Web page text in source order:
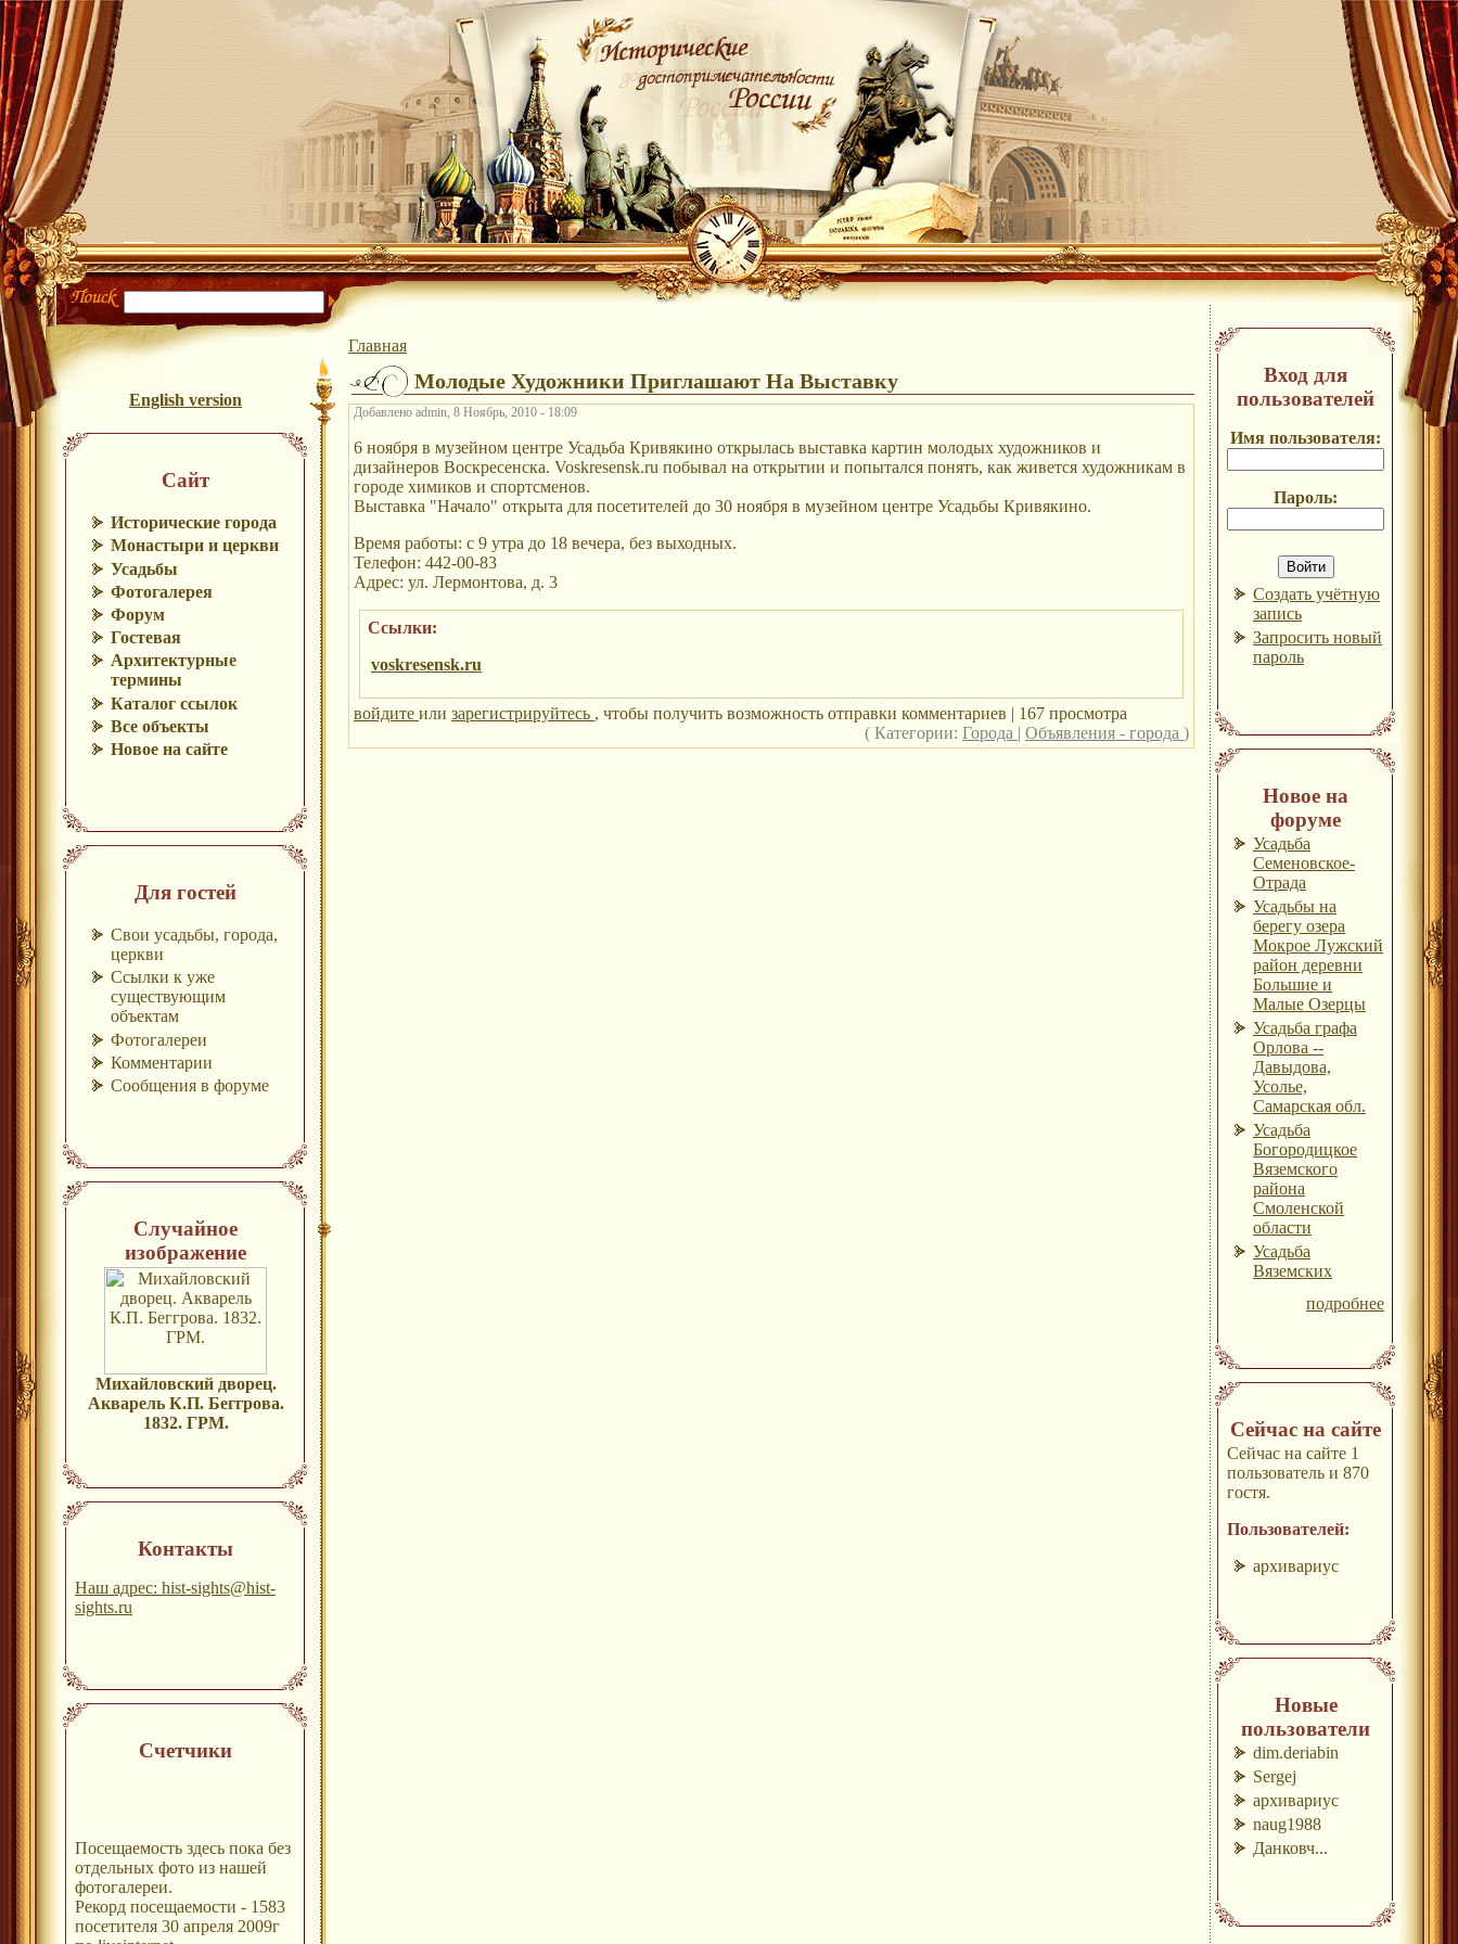
English version
Сайт
Исторические города
Монастыри и церкви
Усадьбы
Фотогалерея
Форум
Гостевая
Архитектурные
термины
Каталог ссылок
Все объекты
Новое на сайте
Для гостей
Свои усадьбы, города,
церкви
Ссылки к уже
существующим
объектам
Фотогалереи
Комментарии
Сообщения в форуме
Случайное
изображение
Михайловский дворец.
Акварель К.П. Беггрова.
1832. ГРМ.
Контакты
Наш адрес: hist-sights@hist-
sights.ru
Счетчики
Посещаемость здесь пока без
отдельных фото из нашей
фотогалереи.
Рекорд посещаемости - 1583
посетителя 30 апреля 2009г
Главная
Молодые Художники Приглашают На Выставку
Добавлено admin, 8 Ноябрь, 2010 - 18:09
6 ноября в музейном центре Усадьба Кривякино открылась выставка картин молодых художников и
дизайнеров Воскресенска. Voskresensk.ru побывал на открытии и попытался понять, как живется художникам в
городе химиков и спортсменов.
Выставка "Начало" открыта для посетителей до 30 ноября в музейном центре Усадьбы Кривякино.
Время работы: с 9 утра до 18 вечера, без выходных.
Телефон: 442-00-83
Адрес: ул. Лермонтова, д. 3
Ссылки:
voskresensk.ru
войдите или зарегистрируйтесь , чтобы получить возможность отправки комментариев | 167 просмотра
( Категории: Города | Объявления - города )
Вход для
пользователей
Имя пользователя:
Пароль:
Создать учётную
запись
Запросить новый
пароль
Новое на
форуме
Усадьба
Семеновское-
Отрада
Усадьбы на
берегу озера
Мокрое Лужский
район деревни
Большие и
Малые Озерцы
Усадьба графа
Орлова --
Давыдова,
Усолье,
Самарская обл.
Усадьба
Богородицкое
Вяземского
района
Смоленской
области
Усадьба
Вяземских
подробнее
Сейчас на сайте
Сейчас на сайте 1
пользователь и 870
гостя.
Пользователей:
архивариус
Новые
пользователи
dim.deriabin
Sergej
архивариус
naug1988
Данковч...